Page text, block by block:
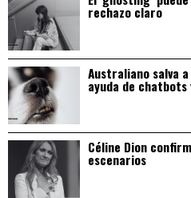
rechazo claro
Australiano salva
ayuda de
Céline Dion
escenarios